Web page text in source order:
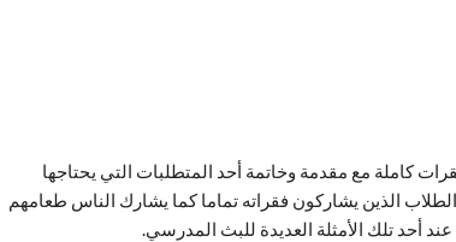
كاملة مع مقدمة وخاتمة أحد المتطلبات التي يحتاجها
الذين يشاركون فقراته تماما كما يشارك الناس طعامهم
أحد تلك الأمثلة العديدة للبث المدرسي.